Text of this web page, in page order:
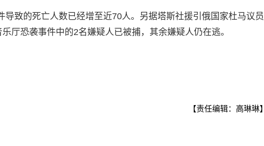
导致的死亡人数已经增至近70人。另据塔斯社援引俄国家杜马议员
厅恐袭事件中的2名嫌疑人已被捕，其余嫌疑人仍在逃。
【责任编辑：高琳琳】